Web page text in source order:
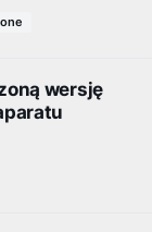
wersję